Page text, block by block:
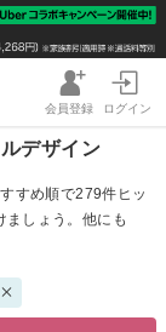
会員登録 ログイン
デザイン
すめ順で279件ヒッ
ましょう。他にも